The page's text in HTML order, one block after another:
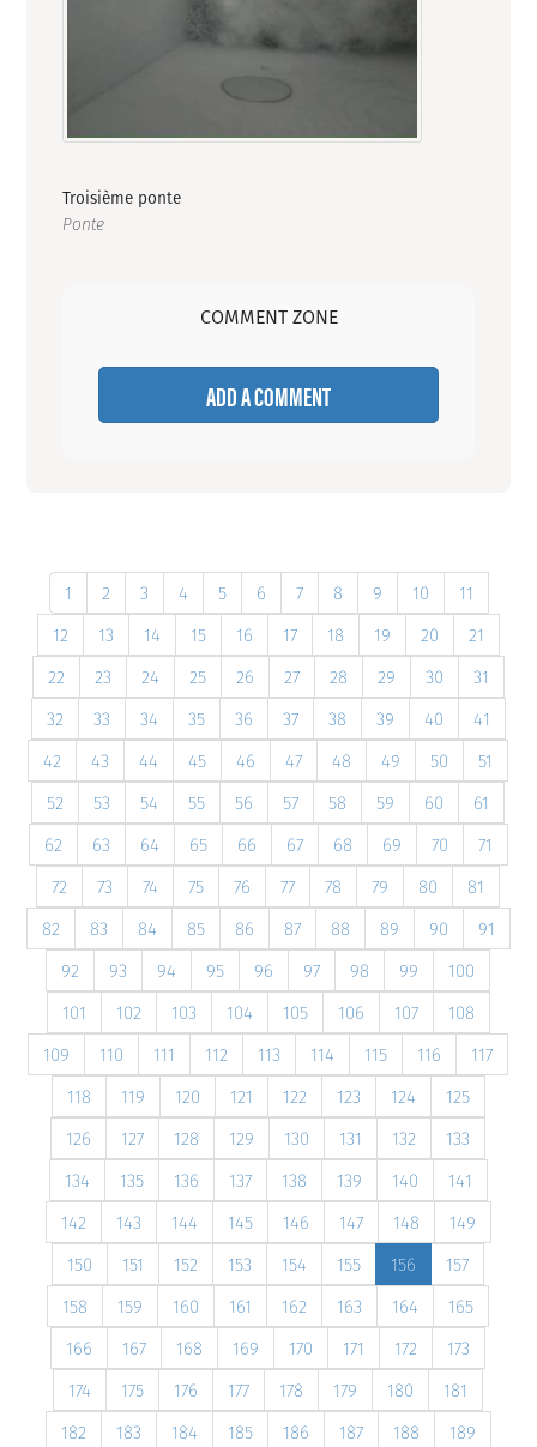
Troisième ponte
Ponte
COMMENT ZONE
ADD A COMMENT
1 2 3 4 5 6 7 8 9 10
11
12
13 14 15 16 17 18 19 20
21
22
23 24 25 26 27 28 29 30
31
32
33 34 35 36 37 38 39 40
41
42
43 44 45 46 47 48 49 50
51
52
53 54 55 56 57 58 59 60
61
62
63 64 65 66 67 68 69 70
71
72
73 74 75 76 77 78 79 80
81
82
83 84 85 86 87 88 89 90
91
92
93 94 95 96 97 98 99
100
101
102 103 104 105 106 107
108
109
110 111 112 113 114 115 116
117
118
119 120 121 122 123 124
125
126
127 128 129 130 131 132
133
134
135 136 137 138 139 140
141
142
143 144 145 146 147 148
149
150
151 152 153 154 155 156
157
158
159 160 161 162 163 164
165
166
167 168 169 170 171 172
173
174
175 176 177 178 179 180
181
182
183 184 185 186 187 188
189